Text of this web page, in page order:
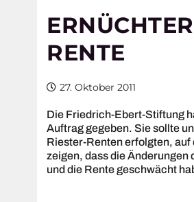
RENTE
27. Oktober 2011
Die Friedrich-Ebert-Stiftung
Auftrag gegeben. Sie sollte
Riester-Renten erfolgten, auf
zeigen, dass die
und die Rente geschwächt